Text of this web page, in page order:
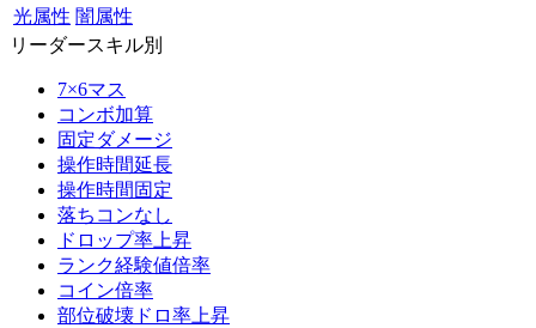
光属性 闇属性
リーダースキル別
7×6マス
コンボ加算
固定ダメージ
操作時間延長
操作時間固定
落ちコンなし
ドロップ率上昇
ランク経験値倍率
コイン倍率
部位破壊ドロ率上昇